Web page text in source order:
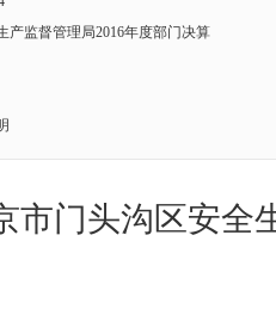
产监督管理局2016年度部门决算
市门头沟区安全